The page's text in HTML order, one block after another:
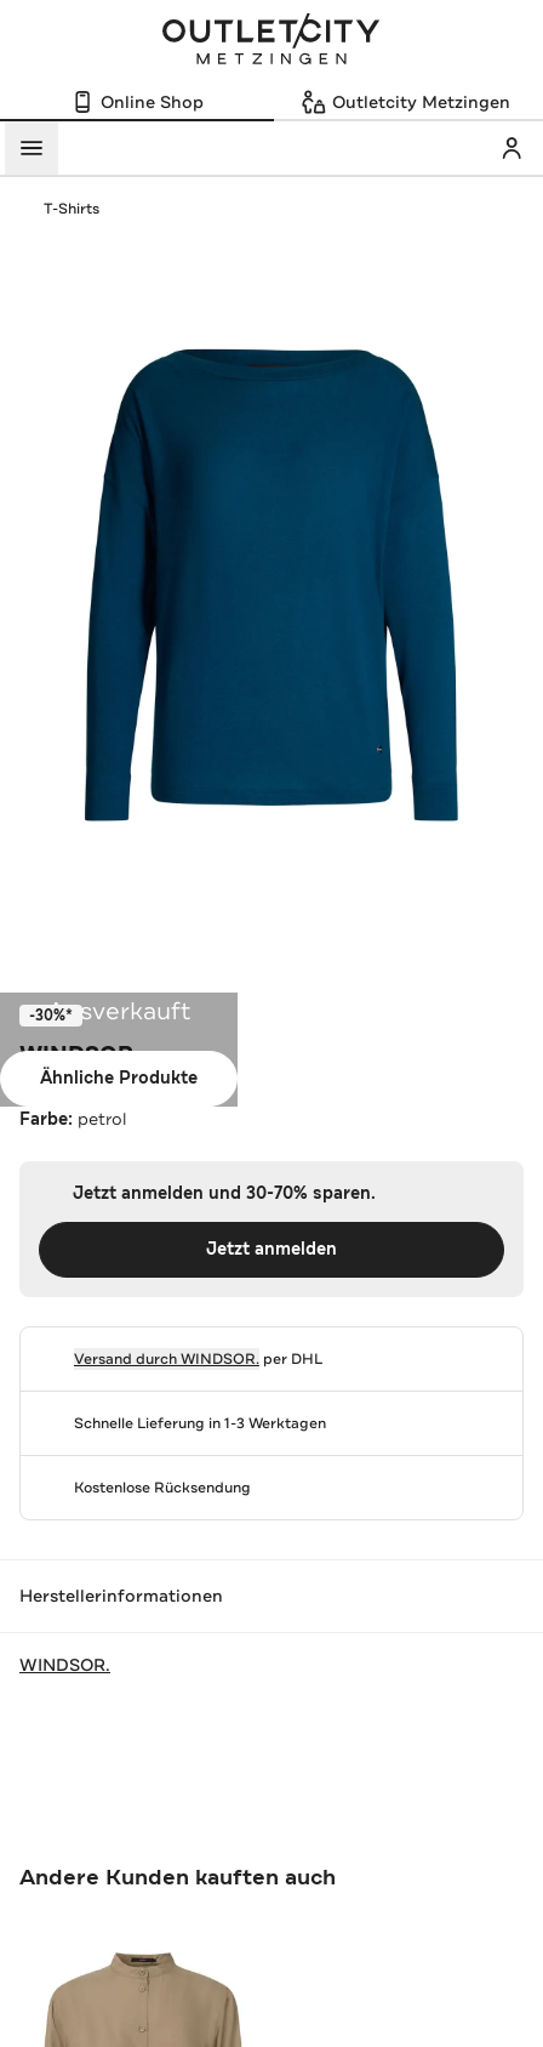
Online Shop Outletcity Metzingen
Menü
T-Shirts
Ausverkauft
Ähnliche Produkte
-30%*
WINDSOR.
T-Shirt Longsleeve petrol
Farbe: petrol
Jetzt anmelden und 30-70% sparen.
Jetzt anmelden
Versand durchWINDSOR.per DHL
Schnelle Lieferung in 1-3 Werktagen
Kostenlose Rücksendung
Herstellerinformationen
WINDSOR.
Andere Kunden kauften auch